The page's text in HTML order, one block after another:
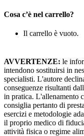
Cosa c’è nel carrello?
Il carrello è vuoto.
AVVERTENZE: le
intendono sostituirsi in
specialisti. L'autore
conseguenze risultanti
in pratica. L'allenamento
consiglia pertanto di
esercizi e metodologie
il proprio medico di
attività fisica o regime